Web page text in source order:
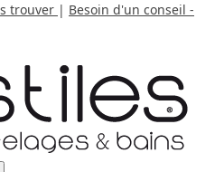
trouver | Besoin d'un conseil -